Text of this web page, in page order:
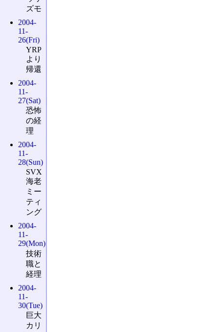
ズモ
2004-
11-
26(Fri)
YRP
より
帰還
2004-
11-
27(Sat)
恐怖
の経
理
2004-
11-
28(Sun)
SVX
海老
ミー
ティ
ング
2004-
11-
29(Mon)
技術
職と
経理
2004-
11-
30(Tue)
巨大
カリ